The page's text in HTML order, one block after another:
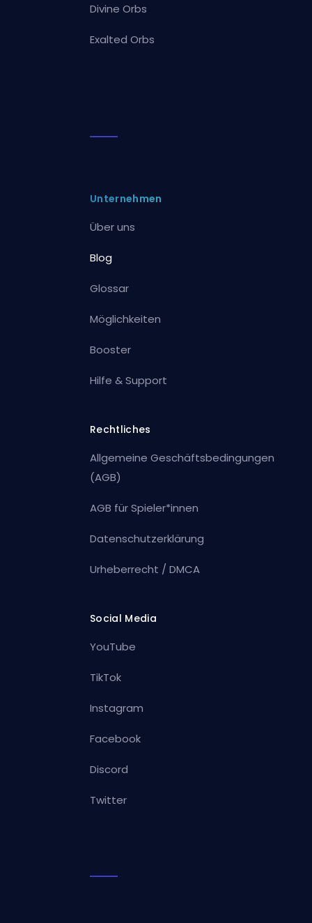
Divine Orbs
Exalted Orbs
Unternehmen
Über uns
Blog
Glossar
Möglichkeiten
Booster
Hilfe & Support
Rechtliches
Allgemeine Geschäftsbedingungen
(AGB)
AGB für Spieler*innen
Datenschutzerklärung
Urheberrecht / DMCA
Social Media
YouTube
TikTok
Instagram
Facebook
Discord
Twitter